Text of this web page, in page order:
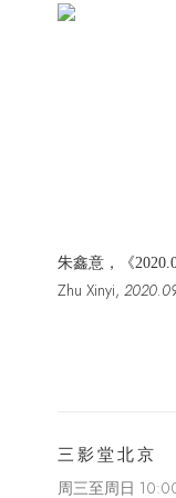
朱鑫意，《
Zhu Xinyi,
三影堂北京
周三至周日